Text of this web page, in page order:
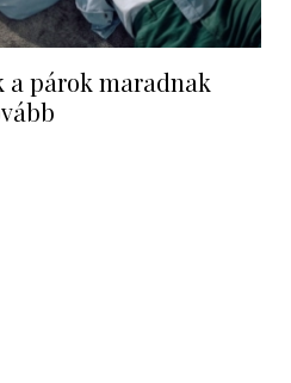
a párok maradnak